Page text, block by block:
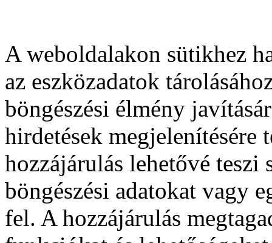
A weboldalakon sütikhez
az eszközadatok
böngészési élmény
hirdetések megjelenítésére
hozzájárulás lehetővé
böngészési adatokat vagy
fel. A hozzájárulás